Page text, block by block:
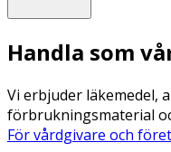
Handla som
Vi erbjuder läkemedel,
förbrukningsmaterial
För vårdgivare och